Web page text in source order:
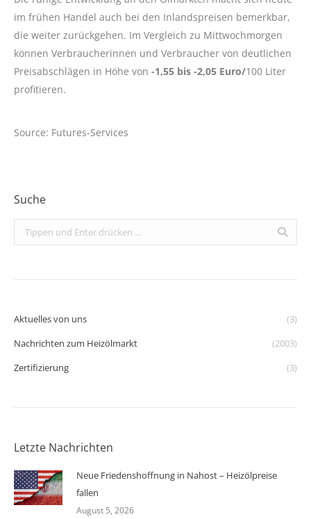
im frühen Handel auch bei den Inlandspreisen bemerkbar,
die weiter zurückgehen. Im Vergleich zu Mittwochmorgen
können Verbraucherinnen und Verbraucher von deutlichen
Preisabschlägen in Höhe von -1,55 bis -2,05 Euro/100 Liter
profitieren.
Source: Futures-Services
Suche
Search:
Aktuelles von uns
(3)
Nachrichten zum Heizölmarkt
(2003)
Zertifizierung
(3)
Letzte Nachrichten
Neue Friedenshoffnung in Nahost – Heizölpreise
fallen
August 5, 2026